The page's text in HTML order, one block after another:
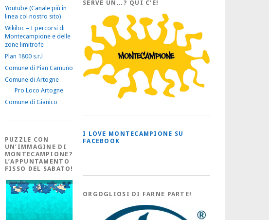
Youtube (Canale più in
linea col nostro sito)
Wikiloc – I percorsi di
Montecampione e delle
zone limitrofe
Plan 1800 s.r.l
Comune di Pian Camuno
Comune di Artogne
Pro Loco Artogne
Comune di Gianico
PUZZLE CON
UN’IMMAGINE DI
MONTECAMPIONE?
L’APPUNTAMENTO
FISSO DEL SABATO!
SERVE UN…? QUI C’È!
I LOVE MONTECAMPIONE SU
FACEBOOK
ORGOGLIOSI DI FARNE PARTE!